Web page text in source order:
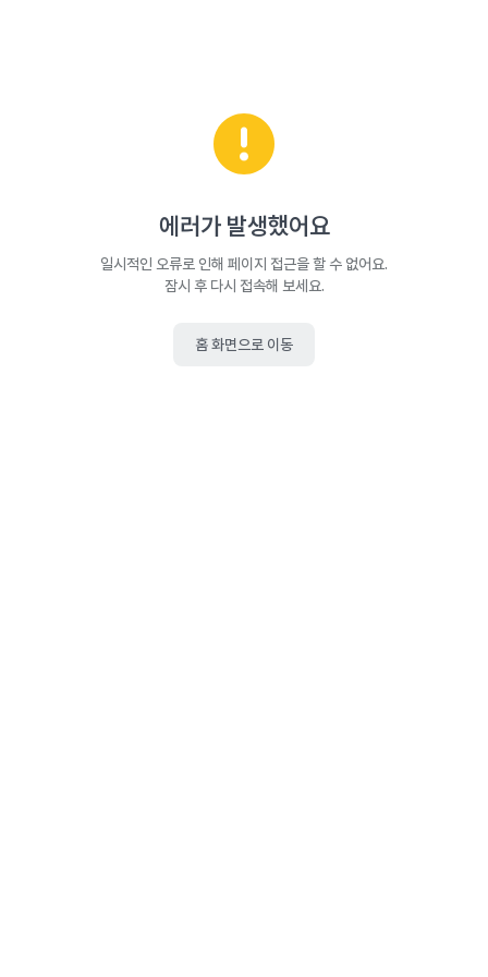
에러가 발생했어요
일시적인 오류로 인해 페이지 접근을 할 수 없어요.
잠시 후 다시 접속해 보세요.
홈 화면으로 이동